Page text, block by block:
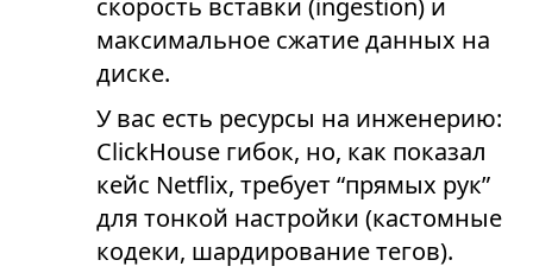
скорость вставки (ingestion) и
максимальное сжатие данных на
диске.
У вас есть ресурсы на инженерию:
ClickHouse гибок, но, как показал
кейс Netflix, требует “прямых рук”
для тонкой настройки (кастомные
кодеки, шардирование тегов).